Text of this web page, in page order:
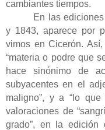
cambiantes tiempos.
En las
y 1843, aparece por
vimos en Cicerón. Así,
“materia o podre que
hace sinónimo de
subyacentes en el
maligno”, y a “lo
valoraciones de
grado”, en la edición